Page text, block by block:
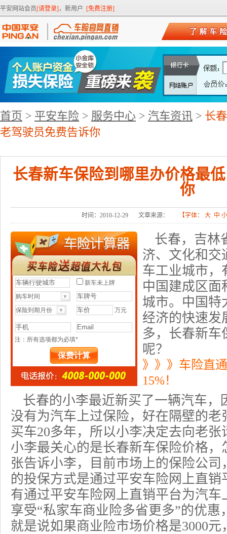
平安网站会员[请登录] ，新用户 [免费注册]
首页 > 平安车险 > 服务中心 > 汽车资讯 > 长
老驾驶员免费告诉你
长春新车保险到哪里办价格最
你
时间：2010-12-29 文章来源： 【字体： 大 中 小
长春，吉林
济、文化和交
车工业城市，
中国建成区面
城市。中国特
经济的快速发
多，长春新车
呢？
》》》车险直
15%！
长春的小李最近新买了一辆汽车，
没有为汽车上过保险，好在隔壁的
买车20多年，所以小李决定去向老张
小李最关心的是长春新车保险价格，
张告诉小李，目前市场上的保险公司
的投保方式是通过平安车险网上直
有通过平安车险网上直销平台为汽
享受“私家车商业险多省更多”的优惠
就是说如果商业险市场价格是3000